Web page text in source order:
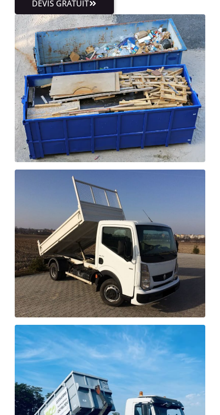
DEVIS GRATUIT